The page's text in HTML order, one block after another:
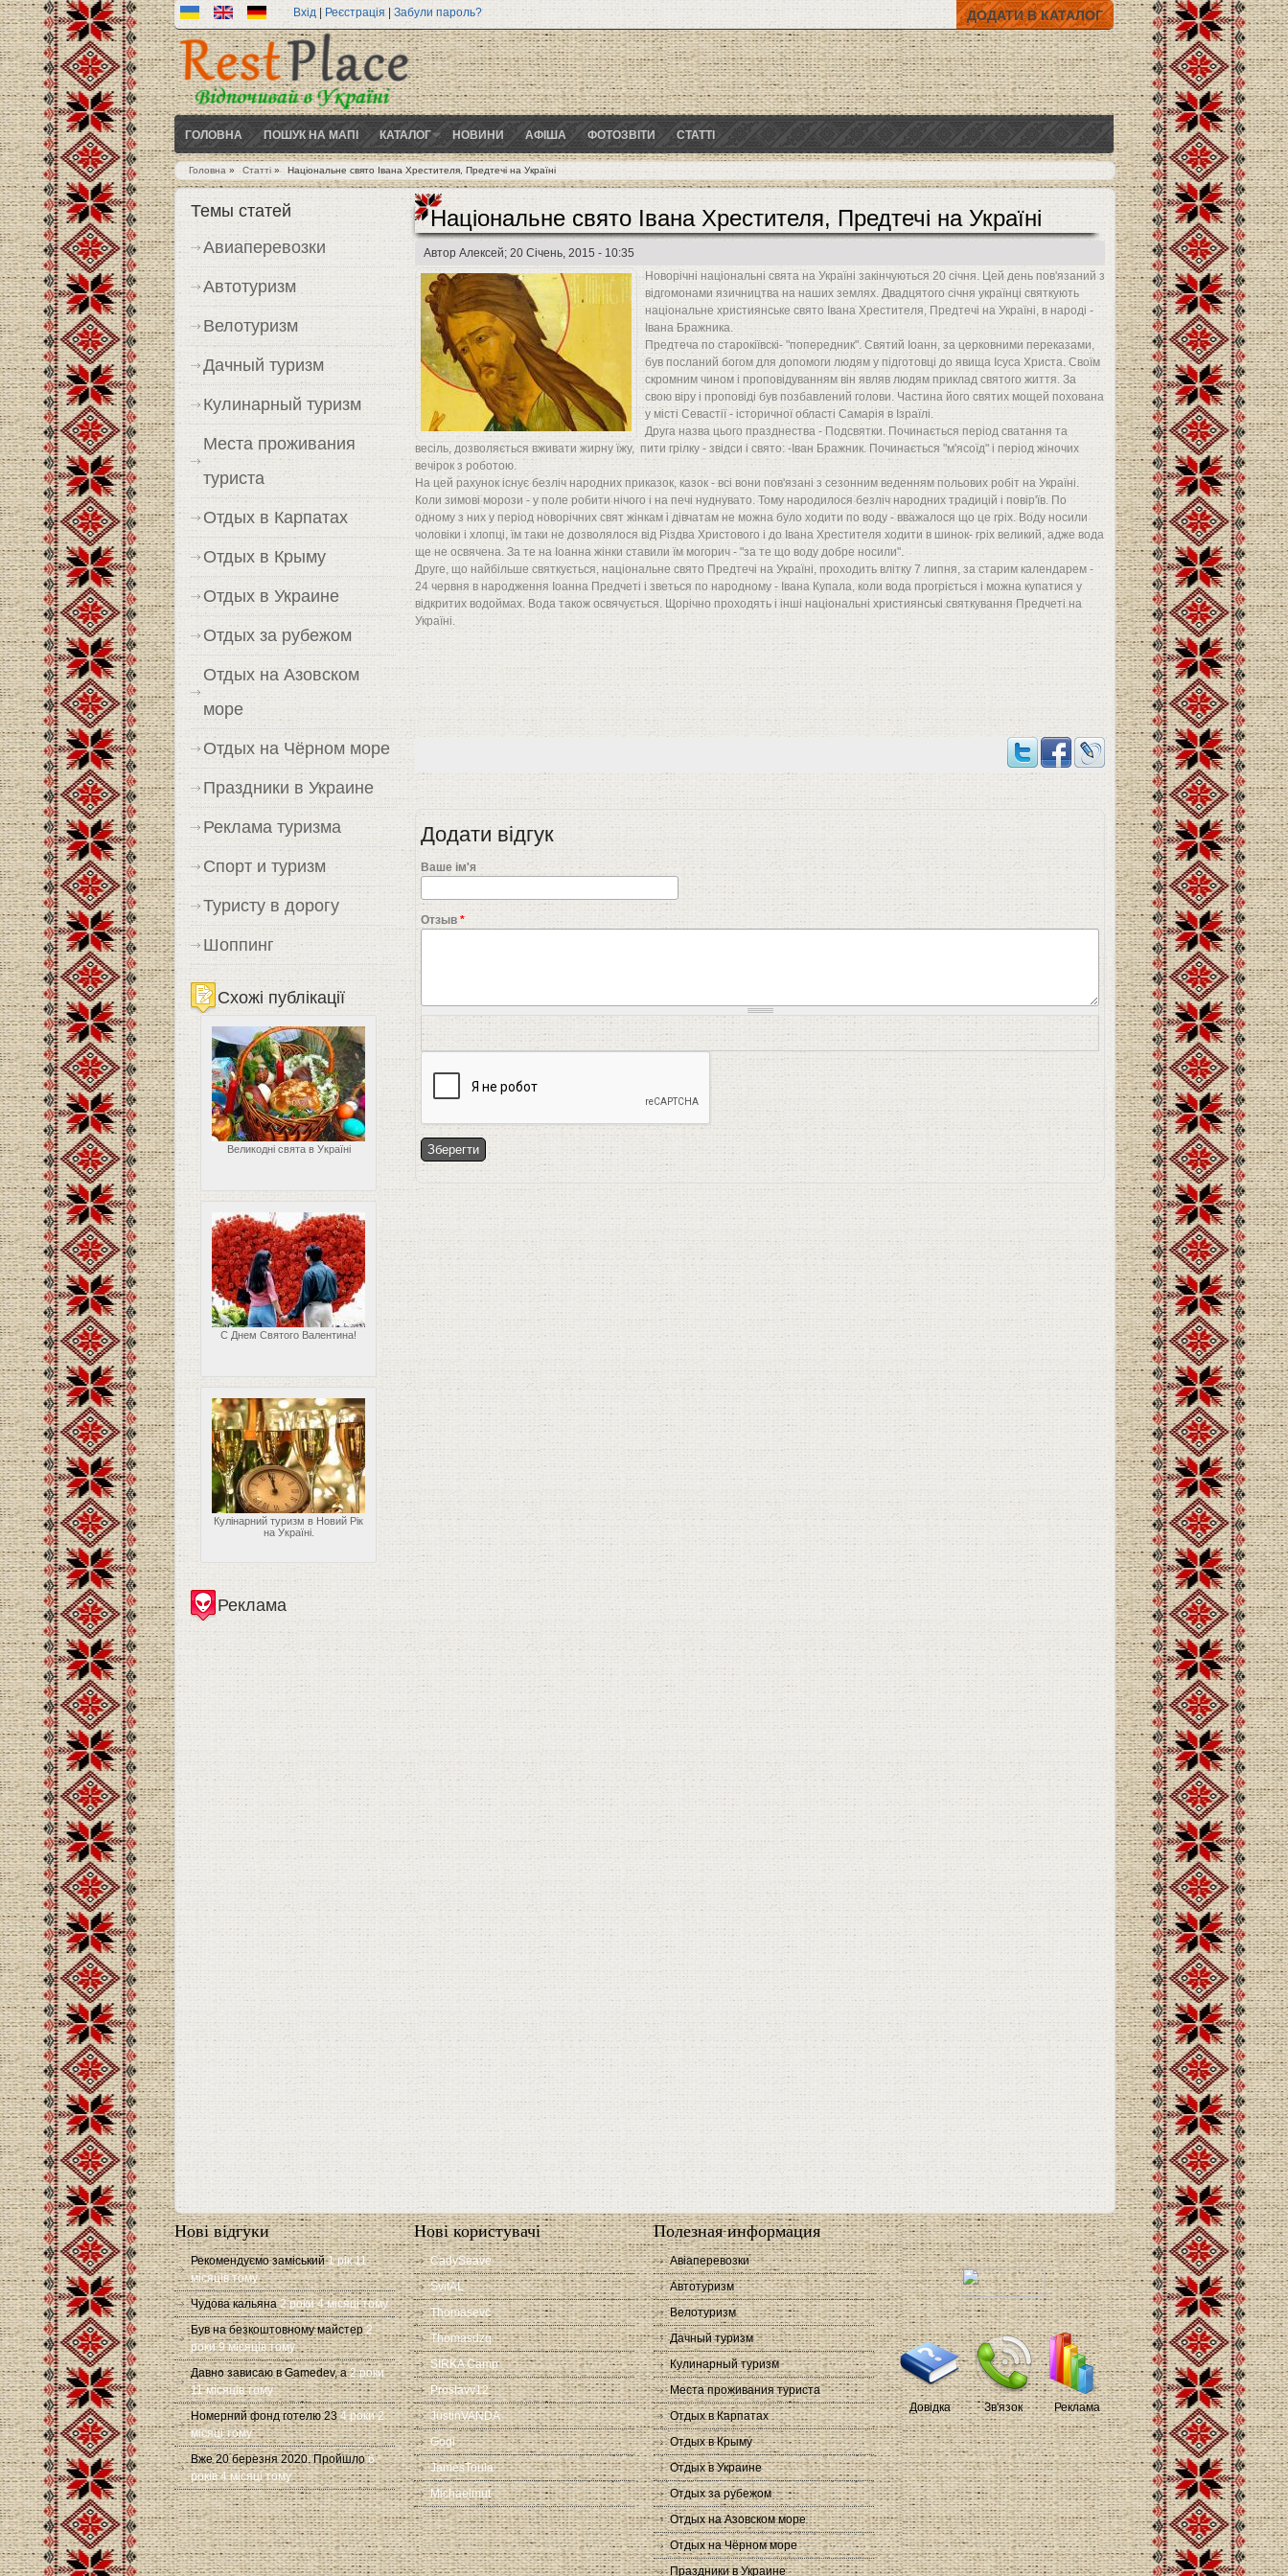
Вхід | Реєстрація|Забули пароль? ДОДАТИ В КАТАЛОГ
ГОЛОВНА ПОШУК НА МАПІ КАТАЛОГ НОВИНИ АФІША ФОТОЗВІТИ СТАТТІ
Ви є тут
Головна» Статті » Національне свято Івана Хрестителя, Предтечі на Україні
Національне свято Івана Хрестителя, Предтечі на Україні
Автор Алексей; 20 Січень, 2015 - 10:35
Новорічні національні свята на Україні закінчуються 20 січня. Цей день пов'язаний з
відгомонами язичництва на наших землях. Двадцятого січня українці святкують
національне християнське свято Івана Хрестителя, Предтечі на Україні, в народі -
Івана Бражника.
Предтеча по старокіївскі- "попередник". Святий Іоанн, за церковними переказами,
був посланий богом для допомоги людям у підготовці до явища Ісуса Христа. Своїм
скромним чином і проповідуванням він являв людям приклад святого життя. За
свою віру і проповіді був позбавлений голови. Частина його святих мощей похована
у місті Севастії - історичної області Самарія в Ізраїлі.
Друга назва цього празднества - Подсвятки. Починається період сватання та
весіль, дозволяється вживати жирну їжу, пити грілку - звідси і свято: -Іван Бражник. Починається "м'ясоїд" і період жіночих
вечірок з роботою.
На цей рахунок існує безліч народних приказок, казок - всі вони пов'язані з сезонним веденням польових робіт на Україні.
Коли зимові морози - у поле робити нічого і на печі нуднувато. Тому народилося безліч народних традицій і повір'їв. По
одному з них у період новорічних свят жінкам і дівчатам не можна було ходити по воду - вважалося що це гріх. Воду носили
чоловіки і хлопці, їм таки не дозволялося від Різдва Христового і до Івана Хрестителя ходити в шинок- гріх великий, адже вода
ще не освячена. За те на Іоанна жінки ставили їм могорич - "за те що воду добре носили".
Друге, що найбільше святкується, національне свято Предтечі на Україні, проходить влітку 7 липня, за старим календарем -
24 червня в народження Іоанна Предчеті і зветься по народному - Івана Купала, коли вода прогріється і можна купатися у
відкритих водоймах. Вода також освячується. Щорічно проходять і інші національні християнські святкування Предчеті на
Україні.
Додати відгук
Ваше ім'я
Отзыв *
Темы статей
Авиаперевозки
Автотуризм
Велотуризм
Дачный туризм
Кулинарный туризм
Места проживания
туриста
Отдых в Карпатах
Отдых в Крыму
Отдых в Украине
Отдых за рубежом
Отдых на Азовском
море
Отдых на Чёрном море
Праздники в Украине
Реклама туризма
Спорт и туризм
Туристу в дорогу
Шоппинг
Схожі публікації
Великодні свята в Україні
С Днем Святого Валентина!
Кулінарний туризм в Новий Рік
на Україні.
Реклама
Нові відгуки
Рекомендуємо заміський 1 рік 11
місяців тому
Чудова кальяна 2 роки 4 місяці тому
Був на безкоштовному майстер 2
роки 9 місяців тому
Давно зависаю в Gamedev, а 2 роки
11 місяців тому
Номерний фонд готелю 23 4 роки 2
місяці тому
Вже 20 березня 2020. Пройшло 6
років 4 місяці тому
Нові користувачі
CadySeave
SvitAL
Thomasevc
Thomasdzq
SIRKA Camp
Proslavv12
JustinVANDA
Gogi
JamesToula
Michaelmut
Полезная информация
Авіаперевозки
Автотуризм
Велотуризм
Дачный туризм
Кулинарный туризм
Места проживания туриста
Отдых в Карпатах
Отдых в Крыму
Отдых в Украине
Отдых за рубежом
Отдых на Азовском море
Отдых на Чёрном море
Праздники в Украине
Довідка Зв'язок Реклама